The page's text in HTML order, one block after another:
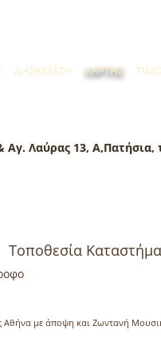
ΔΙΑΣΚΕΔΑΣΗ ΧΑΡΤΗΣ
Λαύρας 13, Α,Πατήσια,
Τοποθεσία
Αθήνα με άποψη και Ζωντανή